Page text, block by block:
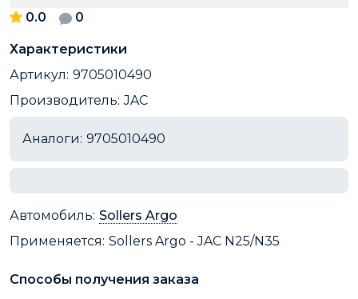
0.0 0
Характеристики
Артикул: 9705010490
Производитель: JAC
Аналоги: 9705010490
Автомобиль: Sollers Argo
Применяется: Sollers Argo - JAC N25/N35
Способы получения заказа